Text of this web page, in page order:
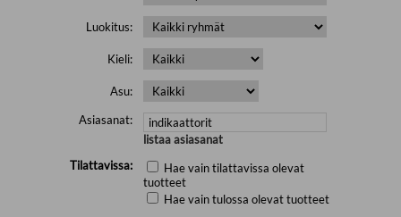
Luokitus:
Kieli:
Asu:
Asiasanat:
listaa asiasanat
Tilattavissa:
Hae vain tilattavissa olevat
tuotteet
Hae vain tulossa olevat tuotteet